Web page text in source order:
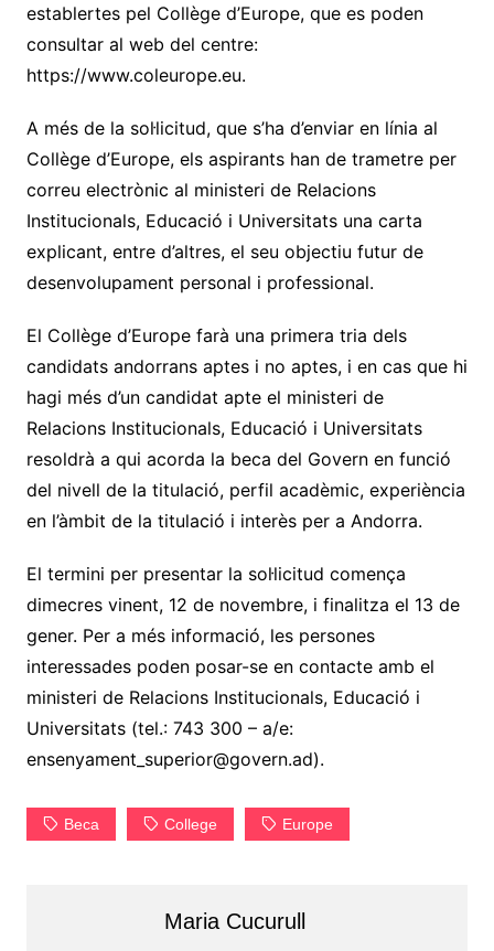
establertes pel Collège d’Europe, que es poden
consultar al web del centre:
https://www.coleurope.eu.
A més de la sol·licitud, que s’ha d’enviar en línia al
Collège d’Europe, els aspirants han de trametre per
correu electrònic al ministeri de Relacions
Institucionals, Educació i Universitats una carta
explicant, entre d’altres, el seu objectiu futur de
desenvolupament personal i professional.
El Collège d’Europe farà una primera tria dels
candidats andorrans aptes i no aptes, i en cas que hi
hagi més d’un candidat apte el ministeri de
Relacions Institucionals, Educació i Universitats
resoldrà a qui acorda la beca del Govern en funció
del nivell de la titulació, perfil acadèmic, experiència
en l’àmbit de la titulació i interès per a Andorra.
El termini per presentar la sol·licitud comença
dimecres vinent, 12 de novembre, i finalitza el 13 de
gener. Per a més informació, les persones
interessades poden posar-se en contacte amb el
ministeri de Relacions Institucionals, Educació i
Universitats (tel.: 743 300 – a/e:
ensenyament_superior@govern.ad).
Beca College Europe
Maria Cucurull